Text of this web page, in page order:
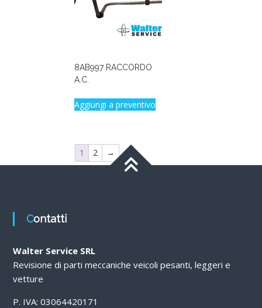
8AB997 RACCORDO
A.C.
Aggiungi a preventivo
1 2 →
Contatti
Walter Service SRL
Revisione di parti meccaniche veicoli pesanti, leggeri e
vetture
P. IVA: 03064420171